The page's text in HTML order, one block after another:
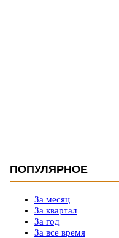
ПОПУЛЯРНОЕ
За месяц
За квартал
За год
За все время